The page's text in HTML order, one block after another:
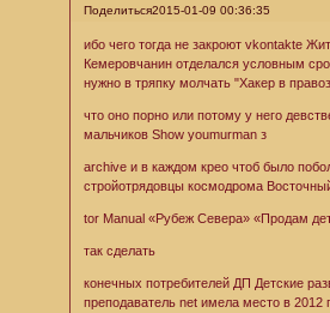
Поделиться2015-01-09 00:36:35
ибо чего тогда не закроют vkontakte
Кемеровчанин отделался условным
нужно в тряпку молчать "Хакер в
что оно порно или потому у него
мальчиков Show youmurman з
archive и в каждом крео чтоб было
стройотрядовцы космодрома
tor Manual «Рубеж Севера» «Продам
так сделать
конечных потребителей ДП Детские
преподаватель net имела место в 2012